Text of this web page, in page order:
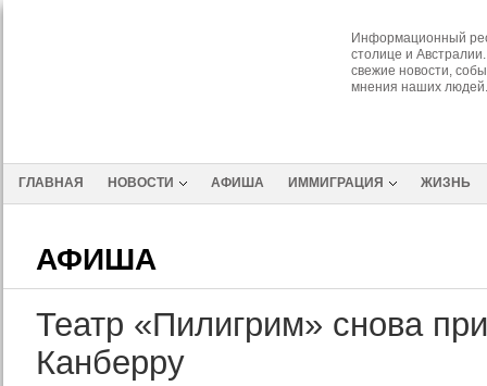
Информационный
столице и
свежие новости,
мнения наших людей.
ГЛАВНАЯ НОВОСТИ АФИША ИММИГРАЦИЯ ЖИЗНЬ
АФИША
Театр «Пилигрим» снова
Канберру